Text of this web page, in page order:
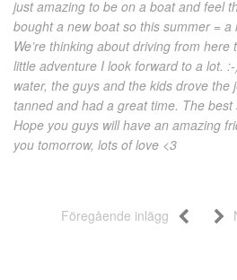
just amazing to be on a boat and feel
bought a new boat so this summer = a
We’re thinking about driving from
little adventure I look forward to a lot.
water, the guys and the kids drove the
tanned and had a great time. The
Hope you guys will have an amazing
you tomorrow, lots of love <3
Föregående inlägg